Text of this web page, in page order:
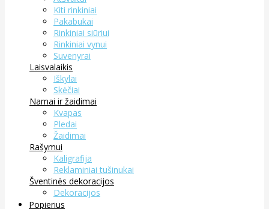
Kiti rinkiniai
Pakabukai
Rinkiniai siūriui
Rinkiniai vynui
Suvenyrai
Laisvalaikis
Iškylai
Skėčiai
Namai ir žaidimai
Kvapas
Pledai
Žaidimai
Rašymui
Kaligrafija
Reklaminiai tušinukai
Šventinės dekoracijos
Dekoracijos
Popierius